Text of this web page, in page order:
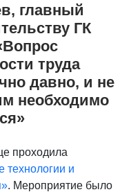
главный
ГК
труда
давно, и не
необходимо
проходила
технологии и
. Мероприятие было